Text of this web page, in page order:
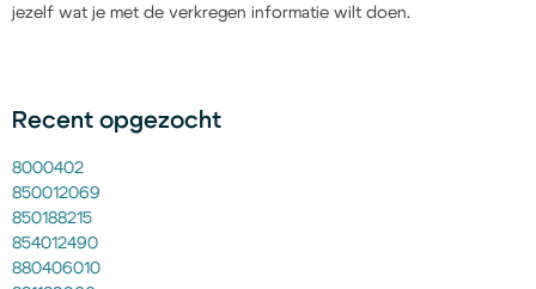
jezelf wat je met de verkregen informatie wilt doen.
Recent opgezocht
8000402
850012069
850188215
854012490
880406010